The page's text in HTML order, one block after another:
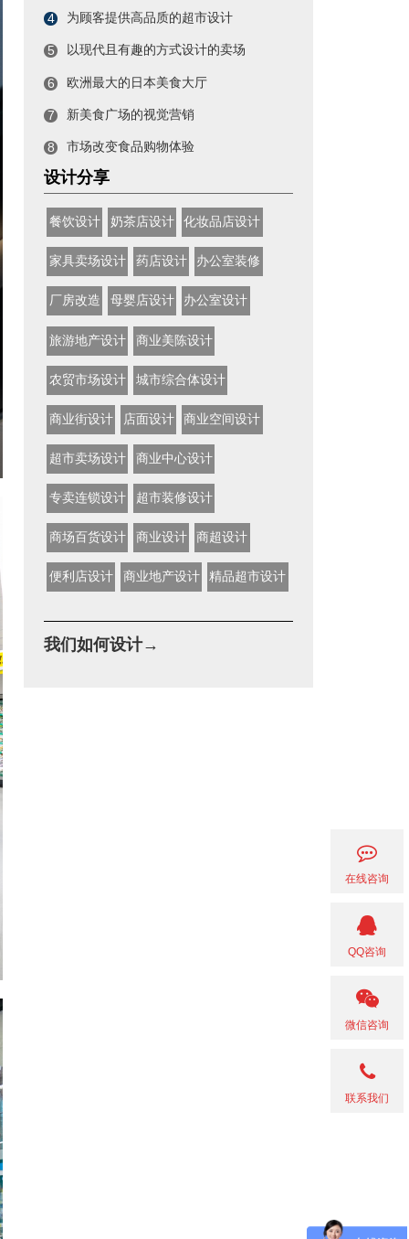
4 为顾客提供高品质的超市设计
5 以现代且有趣的方式设计的卖场
6 欧洲最大的日本美食大厅
7 新美食广场的视觉营销
8 市场改变食品购物体验
设计分享
餐饮设计 奶茶店设计 化妆品店设计
家具卖场设计 药店设计 办公室装修
厂房改造 母婴店设计 办公室设计
旅游地产设计 商业美陈设计
农贸市场设计 城市综合体设计
商业街设计 店面设计 商业空间设计
超市卖场设计 商业中心设计
专卖连锁设计 超市装修设计
商场百货设计 商业设计 商超设计
便利店设计 商业地产设计 精品超市设计
我们如何设计→
在线咨询
QQ咨询
微信咨询
联系我们